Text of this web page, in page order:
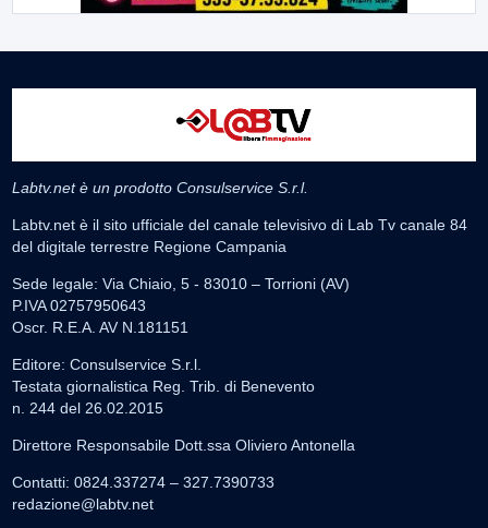
Labtv.net è un prodotto Consulservice S.r.l.
Labtv.net è il sito ufficiale del canale televisivo di Lab Tv canale 84
del digitale terrestre Regione Campania
Sede legale: Via Chiaio, 5 - 83010 – Torrioni (AV)
P.IVA 02757950643
Oscr. R.E.A. AV N.181151
Editore: Consulservice S.r.l.
Testata giornalistica Reg. Trib. di Benevento
n. 244 del 26.02.2015
Direttore Responsabile Dott.ssa Oliviero Antonella
Contatti: 0824.337274 – 327.7390733
redazione@labtv.net